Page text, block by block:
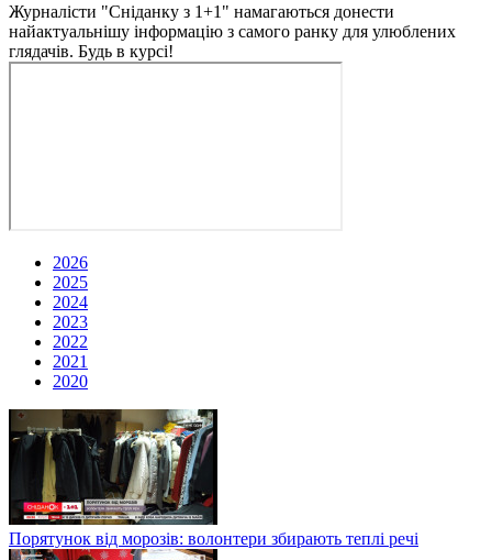
Журналісти "Сніданку з 1+1" намагаються донести
найактуальнішу інформацію з самого ранку для улюблених
глядачів. Будь в курсі!
2026
2025
2024
2023
2022
2021
2020
Порятунок від морозів: волонтери збирають теплі речі